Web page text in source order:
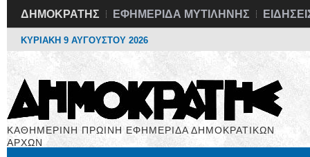
ΔΗΜΟΚΡΑΤΗΣ ΕΦΗΜΕΡΙΔΑ ΜΥΤΙΛΗΝΗΣ
ΚΥΡΙΑΚΗ 9 ΑΥΓΟΥΣΤΟΥ 2026
ΚΑΘΗΜΕΡΙΝΗ ΠΡΩΙΝΗ ΕΦΗΜΕΡΙΔΑ ΔΗΜΟΚΡΑΤΙΚΩΝ
ΑΡΧΩΝ